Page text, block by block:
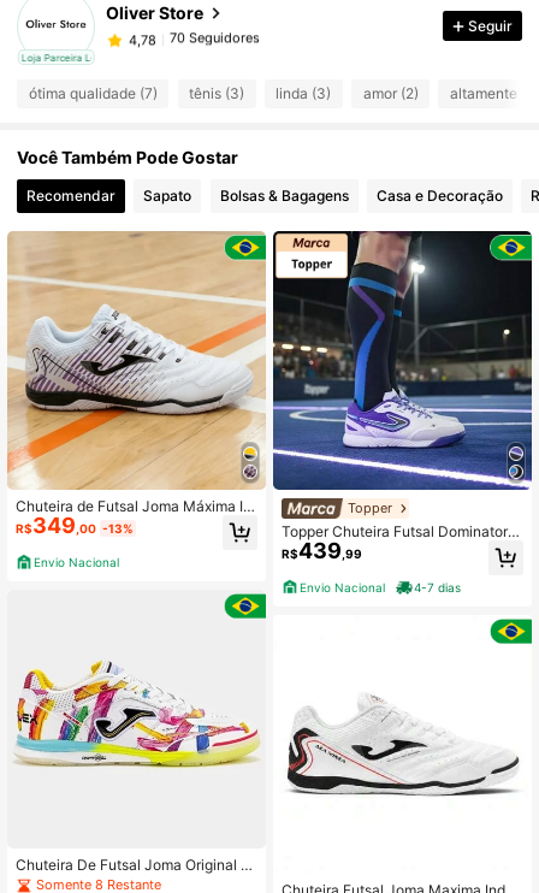
Loja Parceira Local
Oliver Store
4,78
70 Seguidores
e***fseguido
70 Seguidores
70 Seguidores
Seguir
ótima qualidade (7) tênis (3) linda (3) amor (2) altamente
Você Também Pode Gostar
Recomendar Sapato Bolsas & Bagagens Casa e Decoração
Chuteira de Futsal Joma Máxima In
door Original
R$349 ,00 -13%
Envio Nacional
Chuteira De Futsal Joma Original T
op Flex Rebound Lançamento
Somente 8 Restante
Topper
Topper Chuteira Futsal Dominator P
ro VI TP0847
R$439 ,99
Envio Nacional 4-7 dias